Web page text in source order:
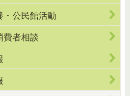
・公民館活動
費者相談